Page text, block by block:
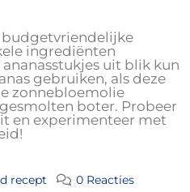
budgetvriendelijke
ingrediënten
uit blik kun
gebruiken, als deze
zonnebloemolie
boter. Probeer
en experimenteer met
recept 0 Reacties